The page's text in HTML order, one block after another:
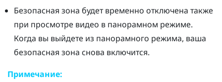
Безопасная зона будет временно отключена также
при просмотре видео в панорамном режиме.
Когда вы выйдете из панорамного режима, ваша
безопасная зона снова включится.
Примечание: